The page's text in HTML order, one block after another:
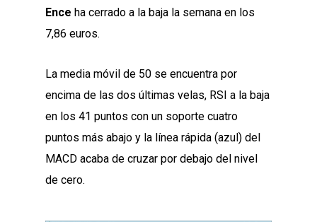
Ence ha cerrado a la baja la semana en los
7,86 euros.
La media móvil de 50 se encuentra por
encima de las dos últimas velas, RSI a la baja
en los 41 puntos con un soporte cuatro
puntos más abajo y la línea rápida (azul) del
MACD acaba de cruzar por debajo del nivel
de cero.